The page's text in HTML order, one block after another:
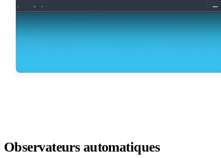
Observateurs automatiques